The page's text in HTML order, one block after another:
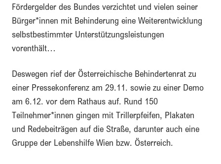
Fördergelder des Bundes verzichtet und vielen seiner
Bürger*innen mit Behinderung eine Weiterentwicklung
selbstbestimmter Unterstützungsleistungen
vorenthält…
Deswegen rief der Österreichische Behindertenrat zu
einer Pressekonferenz am 29.11. sowie zu einer Demo
am 6.12. vor dem Rathaus auf. Rund 150
Teilnehmer*innen gingen mit Trillerpfeifen, Plakaten
und Redebeiträgen auf die Straße, darunter auch eine
Gruppe der Lebenshilfe Wien bzw. Österreich.